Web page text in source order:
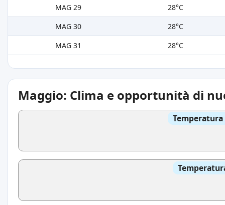
MAG 29
28°C
MAG 30
28°C
MAG 31
28°C
Maggio: Clima e opportunità di